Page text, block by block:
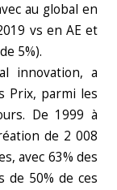
au global en
vs en AE et
5%).
innovation, a
Prix, parmi les
De 1999 à
de 2 008
avec 63% des
de 50% de ces